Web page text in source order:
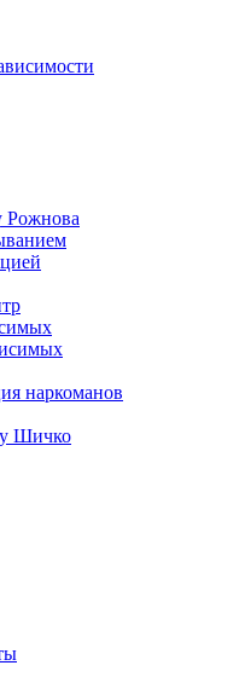
Рожнова
наркоманов
Шичко